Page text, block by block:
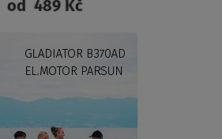
od 489 Kč
ZOBRAZIT